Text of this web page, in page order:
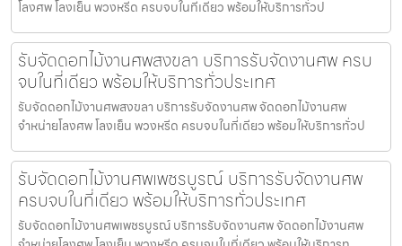
โลงศพ โลงเย็น พวงหรีด ครบจบในที่เดียว พร้อมให้บริการทั่วป
รับจัดดอกไม้งานศพสงขลา บริการรับจัดงานศพ ครบ
จบในที่เดียว พร้อมให้บริการทั่วประเทศ
รับจัดดอกไม้งานศพสงขลา บริการรับจัดงานศพ จัดดอกไม้งานศพ
จำหน่ายโลงศพ โลงเย็น พวงหรีด ครบจบในที่เดียว พร้อมให้บริการทั่วป
รับจัดดอกไม้งานศพเพชรบูรณ์ บริการรับจัดงานศพ
ครบจบในที่เดียว พร้อมให้บริการทั่วประเทศ
รับจัดดอกไม้งานศพเพชรบูรณ์ บริการรับจัดงานศพ จัดดอกไม้งานศพ